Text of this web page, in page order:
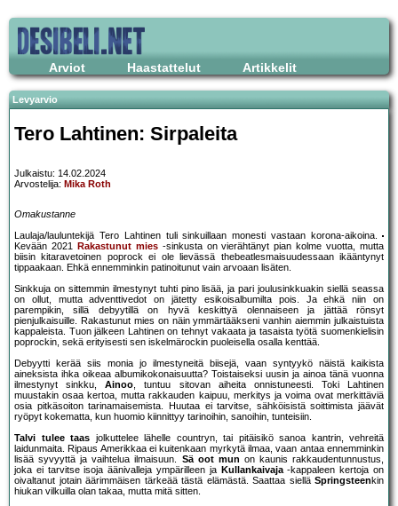
Arviot Haastattelut Artikkelit
Levyarvio
Tero Lahtinen: Sirpaleita
Julkaistu: 14.02.2024
Arvostelija: Mika Roth
Omakustanne
Laulaja/lauluntekijä Tero Lahtinen tuli sinkuillaan monesti vastaan korona-aikoina.
Kevään 2021 Rakastunut mies-sinkusta on vierähtänyt pian kolme vuotta, mutta
biisin kitaravetoinen poprock ei ole lievässä thebeatlesmaisuudessaan ikääntynyt
tippaakaan. Ehkä ennemminkin patinoitunut vain arvoaan lisäten.
Sinkkuja on sittemmin ilmestynyt tuhti pino lisää, ja pari joulusinkkuakin siellä seassa
on ollut, mutta adventtivedot on jätetty esikoisalbumilta pois. Ja ehkä niin on
parempikin, sillä debyytillä on hyvä keskittyä olennaiseen ja jättää rönsyt
pienjulkaisuille. Rakastunut mies on näin ymmärtääkseni vanhin aiemmin julkaistuista
kappaleista. Tuon jälkeen Lahtinen on tehnyt vakaata ja tasaista työtä suomenkielisin
poprockin, sekä erityisesti sen iskelmärockin puoleisella osalla kenttää.
Debyytti kerää siis monia jo ilmestyneitä biisejä, vaan syntyykö näistä kaikista
aineksista ihka oikeaa albumikokonaisuutta? Toistaiseksi uusin ja ainoa tänä vuonna
ilmestynyt sinkku,Ainoo, tuntuu sitovan aiheita onnistuneesti. Toki Lahtinen
muustakin osaa kertoa, mutta rakkauden kaipuu, merkitys ja voima ovat merkittäviä
osia pitkäsoiton tarinamaisemista. Huutaa ei tarvitse, sähköisistä soittimista jäävät
ryöpyt kokematta, kun huomio kiinnittyy tarinoihin, sanoihin, tunteisiin.
Talvi tulee taas jolkuttelee lähelle countryn, tai pitäisikö sanoa kantrin, vehreitä
laidunmaita. Ripaus Amerikkaa ei kuitenkaan myrkytä ilmaa, vaan antaa ennemminkin
lisää syvyyttä ja vaihtelua ilmaisuun. Sä oot mun on kaunis rakkaudentunnustus,
joka ei tarvitse isoja äänivalleja ympärilleen ja Kullankaivaja-kappaleen kertoja on
oivaltanut jotain äärimmäisen tärkeää tästä elämästä. Saattaa siellä Springsteenkin
hiukan vilkuilla olan takaa, mutta mitä sitten.